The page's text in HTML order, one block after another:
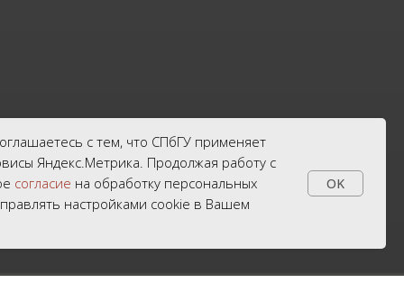
с тем, что СПбГУ применяет
Яндекс.Метрика. Продолжая работу с
согласие на обработку персональных
настройками cookie в Вашем
OK